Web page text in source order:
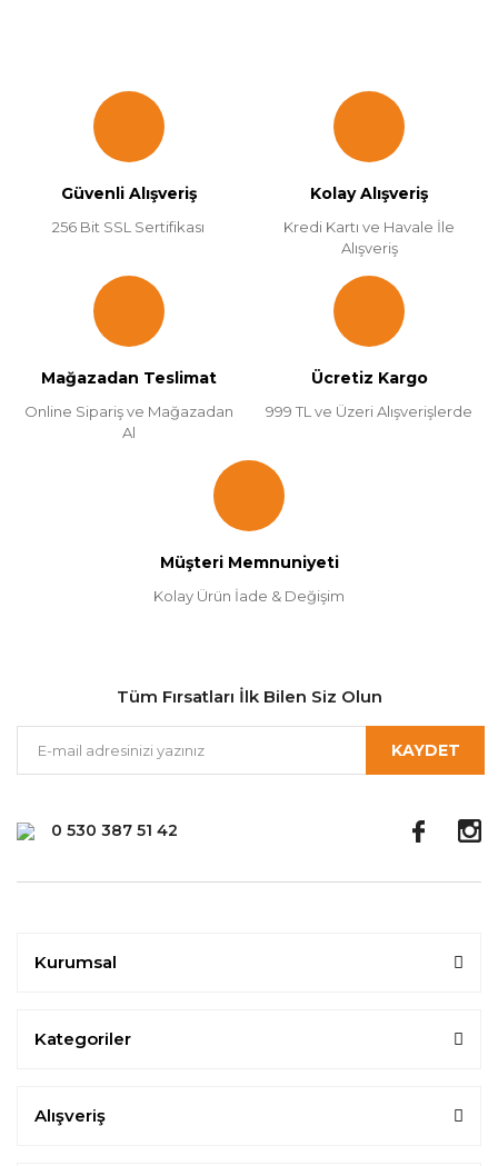
Güvenli Alışveriş
256 Bit SSL Sertifikası
Kolay Alışveriş
Kredi Kartı ve Havale İle
Alışveriş
Mağazadan Teslimat
Online Sipariş ve Mağazadan
Al
Ücretiz Kargo
999 TL ve Üzeri Alışverişlerde
Müşteri Memnuniyeti
Kolay Ürün İade & Değişim
0 530 387 51 42
Tüm Fırsatları İlk Bilen Siz Olun
KAYDET
Kurumsal
Kategoriler
Alışveriş